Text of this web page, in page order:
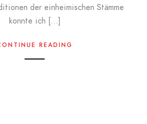
der einheimischen Stämme
konnte ich […]
READING